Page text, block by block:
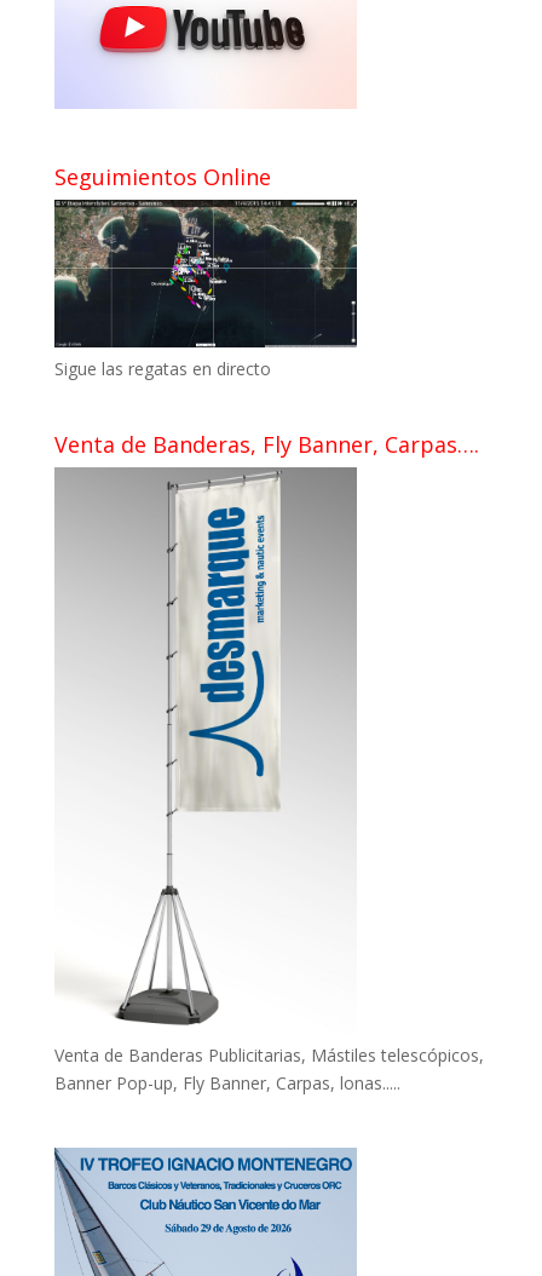
Seguimientos Online
Sigue las regatas en directo
Venta de Banderas, Fly Banner, Carpas….
Venta de Banderas Publicitarias, Mástiles telescópicos,
Banner Pop-up, Fly Banner, Carpas, lonas.....